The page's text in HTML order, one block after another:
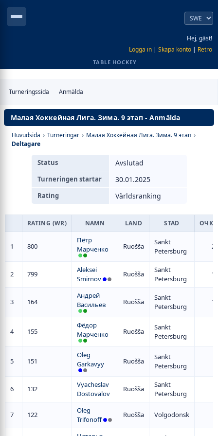
Hej, gäst!
Logga in | Skapa konto | Retro
TABLE HOCKEY
Turneringssida Anmälda
Малая Хоккейная Лига. Зима. 9 этап - Anmälda
Huvudsida › Turneringar › Малая Хоккейная Лига. Зима. 9 этап ›
Deltagare
Status Avslutad
Turneringen startar 30.01.2025
Rating Världsranking
RATING (WR) NAMN LAND STAD ОЧКИ
1 800
Пётр
Марченко
Ruošša
Sankt
Petersburg
2 799
Aleksei
Smirnov
Ruošša
Sankt
Petersburg
3 164
Андрей
Васильев
Ruošša
Sankt
Petersburg
4 155
Фёдор
Марченко
Ruošša
Sankt
Petersburg
5 151
Oleg
Garkavyy
Ruošša
Sankt
Petersburg
6 132
Vyacheslav
Dostovalov
Ruošša
Sankt
Petersburg
7 122
Oleg
Trifonoff
Ruošša Volgodonsk